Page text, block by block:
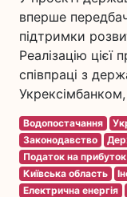
вперше
підтримки
Реалізацію
співпраці з
Водопостачання
Законодавство
Податок на
Київська область
Електрична енергія